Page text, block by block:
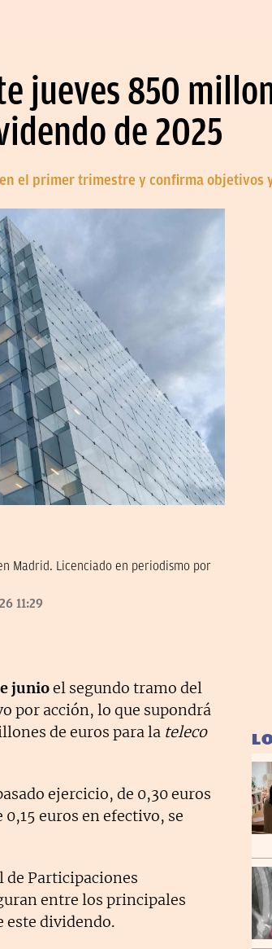
jueves 850
de 2025
el primer trimestre y confirma objetivos
Madrid. Licenciado en periodismo por
11:29
junioel segundo tramo del
por acción, lo que supondrá
de euros para la teleco
ejercicio, de 0,30 euros
euros en efectivo, se
de Participaciones
entre los principales
este dividendo.